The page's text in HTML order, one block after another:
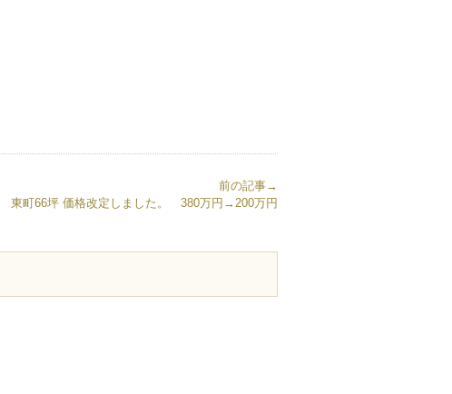
前の記事→
東町66坪 価格改定しました。 380万円→200万円